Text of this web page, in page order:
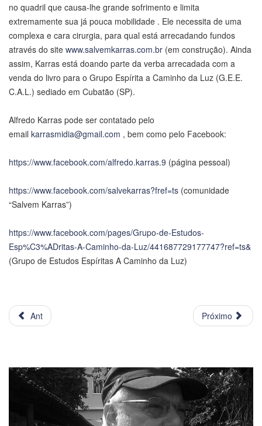
no quadril que causa-lhe grande sofrimento e limita
extremamente sua já pouca mobilidade . Ele necessita de uma
complexa e cara cirurgia, para qual está arrecadando fundos
através do site www.salvemkarras.com.br (em construção). Ainda
assim, Karras está doando parte da verba arrecadada com a
venda do livro para o Grupo Espírita a Caminho da Luz (G.E.E.
C.A.L.) sediado em Cubatão (SP).
Alfredo Karras pode ser contatado pelo
email karrasmidia@gmail.com , bem como pelo Facebook:
https://www.facebook.com/alfredo.karras.9 (página pessoal)
https://www.facebook.com/salvekarras?fref=ts (comunidade
“Salvem Karras”)
https://www.facebook.com/pages/Grupo-de-Estudos-
Esp%C3%ADritas-A-Caminho-da-Luz/441687729177747?ref=ts&
(Grupo de Estudos Espíritas A Caminho da Luz)
Ant Próximo